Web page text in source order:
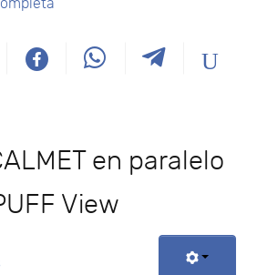
en paralelo
View